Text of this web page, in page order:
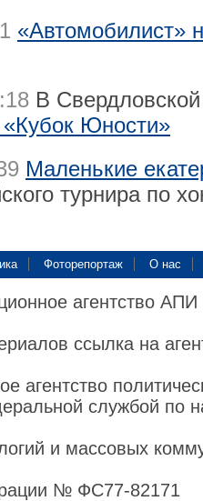
«Автомобилист»
В
Юности»
Маленькие
турнира по
Фоторепортаж О нас
агентство
ссылка на
агентство
службой по
и массовых
№ ФС77-82171